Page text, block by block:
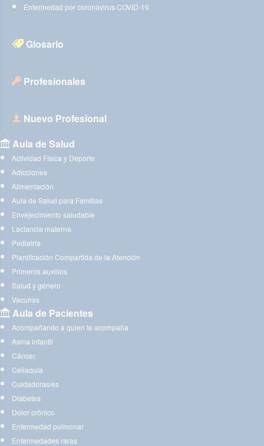
Enfermedad por coronavirus COVID-19
Glosario
Profesionales
Nuevo Profesional
Aula de Salud
Actividad Física y Deporte
Adicciones
Alimentación
Aula de Salud para Familias
Envejecimiento saludable
Lactancia materna
Pediatría
Planificación Compartida de la Atención
Primeros auxilios
Salud y género
Vacunas
Aula de Pacientes
Acompañando a quien te acompaña
Asma infantil
Cáncer
Celiaquía
Cuidadoras/es
Diabetes
Dolor crónico
Enfermedad pulmonar
Enfermedades raras